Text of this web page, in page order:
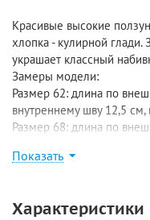
Красивые высокие
хлопка - кулирной глади.
украшает классный
Замеры модели:
Размер 62: длина по
внутреннему шву 12,5
Размер 68: длина по
Размер 74: длина по
Показать
Характеристики